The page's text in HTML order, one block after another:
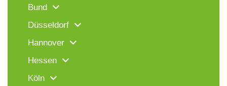
Bund
Düsseldorf
Hannover
Hessen
Köln